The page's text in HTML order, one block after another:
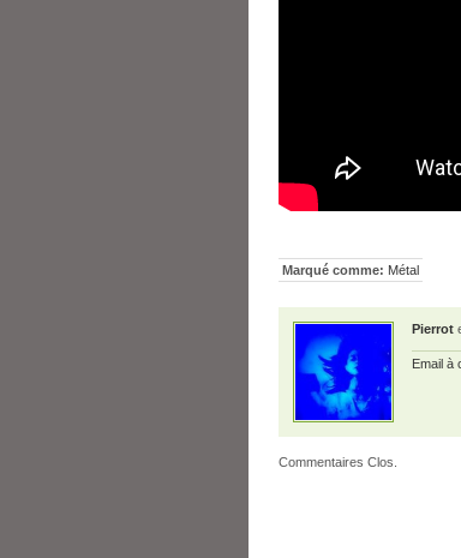
Marqué comme: Métal
Pierrot
Email à
Commentaires Clos.